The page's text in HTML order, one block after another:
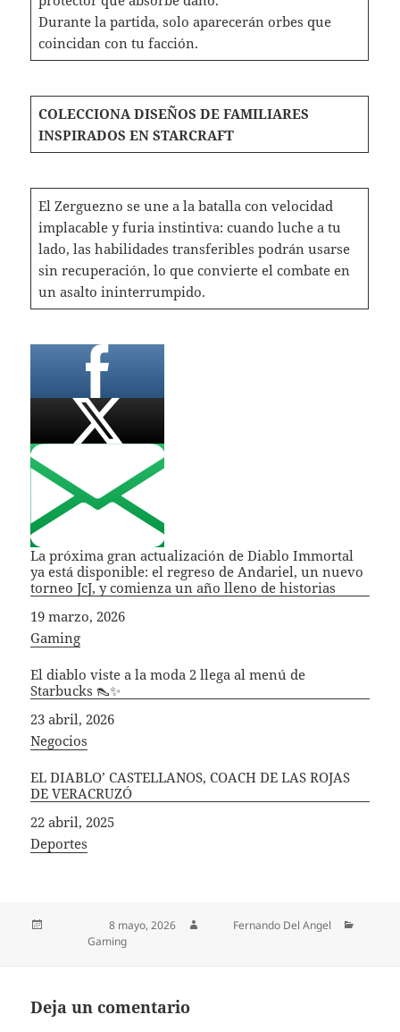
Durante la partida, solo aparecerán orbes que
coincidan con tu facción.
COLECCIONA DISEÑOS DE FAMILIARES
INSPIRADOS EN STARCRAFT
El Zerguezno se une a la batalla con velocidad
implacable y furia instintiva: cuando luche a tu
lado, las habilidades transferibles podrán usarse
sin recuperación, lo que convierte el combate en
un asalto ininterrumpido.
La próxima gran actualización de Diablo Immortal
ya está disponible: el regreso de Andariel, un nuevo
torneo JcJ, y comienza un año lleno de historias
Fecha
19 marzo, 2026
In relation to
Gaming
El diablo viste a la moda 2 llega al menú de
Starbucks 👠✨
Fecha
23 abril, 2026
In relation to
Negocios
EL DIABLO’ CASTELLANOS, COACH DE LAS ROJAS
DE VERACRUZÓ
Fecha
22 abril, 2025
In relation to
Deportes
Publicado el8 mayo, 2026
Fernando Del Angel
CategoríasGaming
Deja un comentario